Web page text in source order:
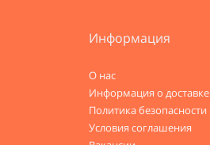
Информация
О нас
Информация о доставке
Политика безопасности
Условия соглашения